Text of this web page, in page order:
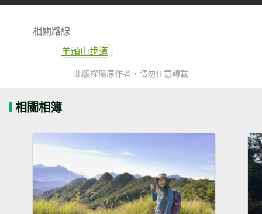
相關路線
羊頭山步道
此版權屬原作者，請勿任意轉載
相關相簿